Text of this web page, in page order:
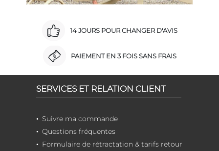
14 JOURS POUR CHANGER D'AVIS
PAIEMENT EN 3 FOIS SANS FRAIS
SERVICES ET RELATION CLIENT
Suivre ma commande
Questions fréquentes
Formulaire de rétractation & tarifs retour